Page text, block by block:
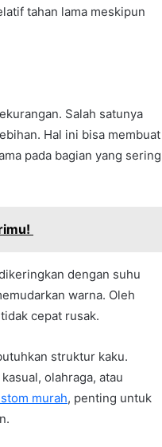
tahan lama meskipun
Salah satunya
Hal ini bisa membuat
pada bagian yang sering
dengan suhu
warna. Oleh
cepat rusak.
struktur kaku.
olahraga, atau
murah, penting untuk